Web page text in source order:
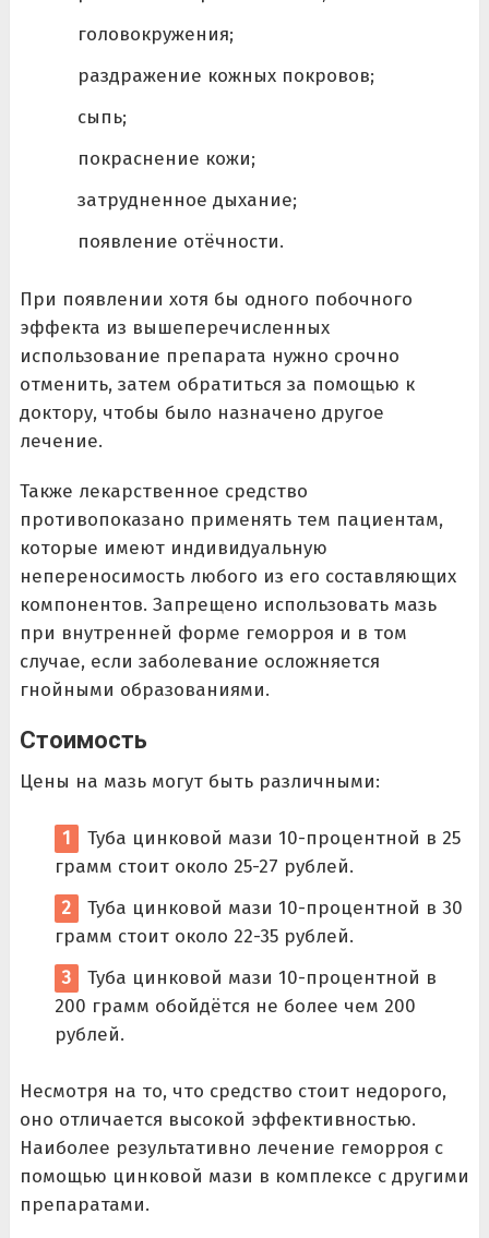
головокружения;
раздражение кожных покровов;
сыпь;
покраснение кожи;
затрудненное дыхание;
появление отёчности.
При появлении хотя бы одного побочного
эффекта из вышеперечисленных
использование препарата нужно срочно
отменить, затем обратиться за помощью к
доктору, чтобы было назначено другое
лечение.
Также лекарственное средство
противопоказано применять тем пациентам,
которые имеют индивидуальную
непереносимость любого из его составляющих
компонентов. Запрещено использовать мазь
при внутренней форме геморроя и в том
случае, если заболевание осложняется
гнойными образованиями.
Стоимость
Цены на мазь могут быть различными:
Туба цинковой мази 10-процентной в 25
грамм стоит около 25-27 рублей.
Туба цинковой мази 10-процентной в 30
грамм стоит около 22-35 рублей.
Туба цинковой мази 10-процентной в
200 грамм обойдётся не более чем 200
рублей.
Несмотря на то, что средство стоит недорого,
оно отличается высокой эффективностью.
Наиболее результативно лечение геморроя с
помощью цинковой мази в комплексе с другими
препаратами.